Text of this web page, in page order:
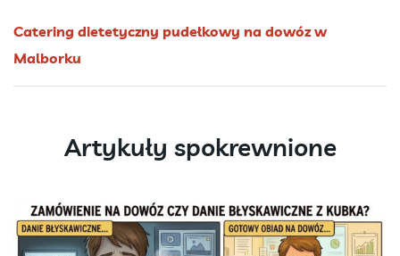
Catering dietetyczny pudełkowy na dowóz w
Malborku
Artykuły spokrewnione